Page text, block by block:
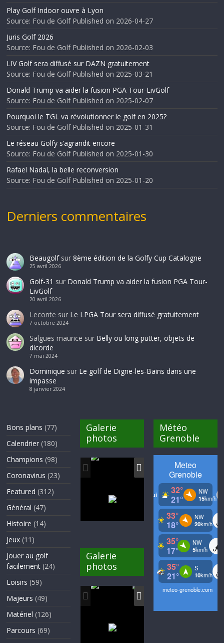
Play Golf Indoor ouvre à Lyon
Source: Fou de Golf Published on 2026-04-27
Juris Golf 2026
Source: Fou de Golf Published on 2026-02-03
LIV Golf sera diffusé sur DAZN gratuitement
Source: Fou de Golf Published on 2025-03-21
Donald Trump va aider la fusion PGA Tour-LivGolf
Source: Fou de Golf Published on 2025-02-07
Pourquoi le TGL va révolutionner le golf en 2025?
Source: Fou de Golf Published on 2025-01-31
Le réseau Golfy s’agrandit encore
Source: Fou de Golf Published on 2025-01-30
Rafael Nadal, la belle reconversion
Source: Fou de Golf Published on 2025-01-20
Derniers commentaires
Beaugolfsur 8ème édition de la Golfy Cup Catalogne
25 avril 2026
Golf-31 sur Donald Trump va aider la fusion PGA Tour-
LivGolf
20 avril 2026
Leconte sur Le LPGA Tour sera diffusé gratuitement
7 octobre 2024
Salgues maurice sur Belly ou long putter, objets de
dicorde
7 mai 2024
Dominique sur Le golf de Digne-les-Bains dans une
impasse
8 janvier 2024
Bons plans (77)
Calendrier (180)
Champions (98)
Coronavirus (23)
Featured (312)
Général (47)
Histoire (14)
Jeux (11)
Jouer au golf
facilement (24)
Loisirs (59)
Majeurs (49)
Matériel (126)
Parcours (69)
Galerie
photos
Galerie
photos
Météo
Grenoble